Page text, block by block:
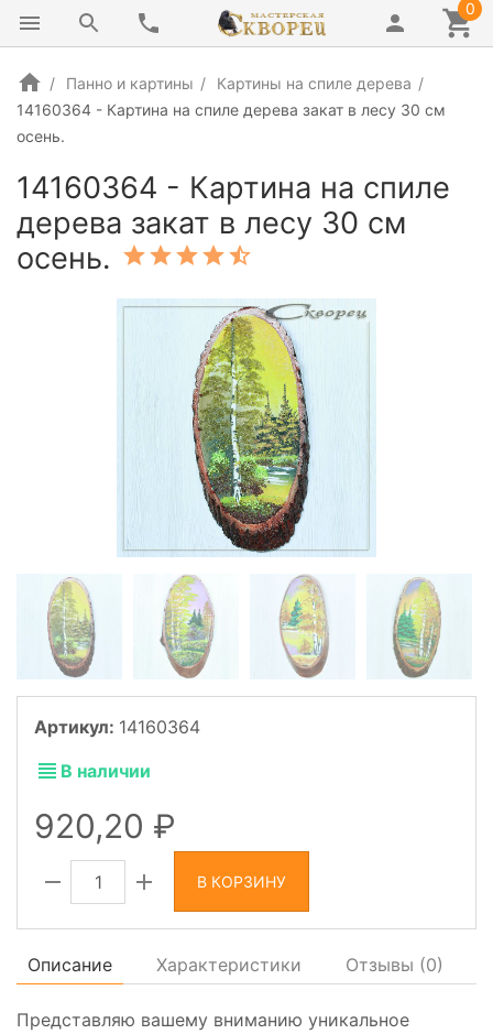
0
Панно и картины
Картины на спиле дерева
14160364 - Картина на спиле дерева закат в лесу 30 см
осень.
14160364 - Картина на спиле
дерева закат в лесу 30 см
осень.
Артикул: 14160364
В наличии
920,20
В КОРЗИНУ
Описание Характеристики Отзывы (0)
Представляю вашему вниманию уникальное